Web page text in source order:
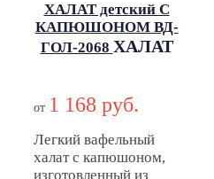
ХАЛАТ детский С
КАПЮШОНОМ ВД-
ГОЛ-2068 ХАЛАТ
ВД-ГОЛ-2068
от 1 168 руб.
Легкий вафельный
халат с капюшоном,
изготовленный из